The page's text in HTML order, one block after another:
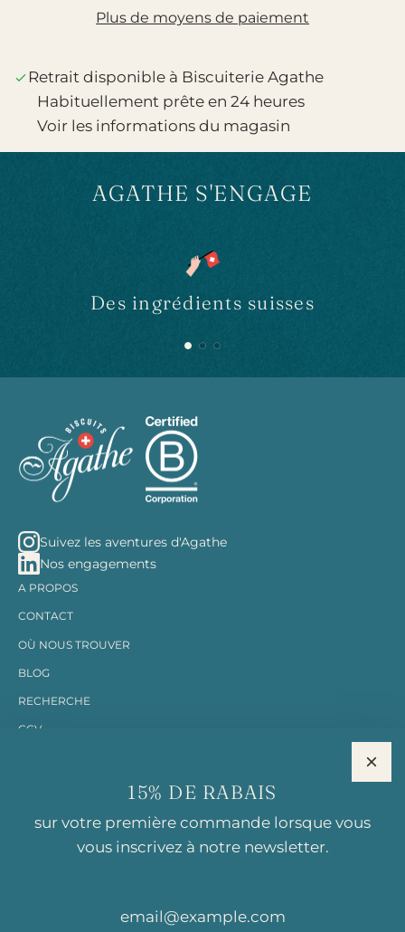
R
M
E
N
.
Plus de moyens de paiement
Retrait disponible à Biscuiterie Agathe
Habituellement prête en 24 heures
Voir les informations du magasin
AGATHE S'ENGAGE
Des ingrédients suisses
Suivez les aventures d'Agathe
Nos engagements
A PROPOS
CONTACT
OÙ NOUS TROUVER
BLOG
RECHERCHE
CGV
RESTONS EN CONTACT
locaux, durables et délicieux.
15% DE RABAIS
sur votre première commande lorsque vous
vous inscrivez à notre newsletter.